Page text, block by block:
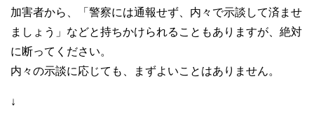
加害者から、「警察には通報せず、内々で示談して済ませ
ましょう」などと持ちかけられることもありますが、絶対
に断ってください。
内々の示談に応じても、まずよいことはありません。
↓